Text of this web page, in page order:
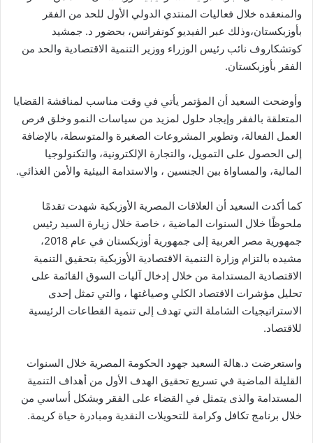
والمنعقده خلال فعاليات المنتدي الدولي الأول للحد من الفقر
بأوزبكستان،وذلك عبر الفيديو كونفرانس، بحضور د. جمشيد
كوتشكاروف نائب رئيس الوزراء ووزير التنمية الاقتصادية والحد من
الفقر بأوزبكستان.
وأوضحت السعيد أن المؤتمر يأتي في وقت مناسب لمناقشة القضايا
المتعلقة بالفقر وإيجاد حلول لمزيد من سياسات النمو وخلق فرص
العمل الفعالة، وتطوير المشروعات الصغيرة والمتوسطة، بالإضافة
إلى الحصول على التمويل، والتجارة الإلكترونية، والتكنولوجيا
المالية، والمساواة بين الجنسين ، والاستدامة البيئية والأمن الغذائي.
كما أكدت السعيد أن العلاقات المصرية الأوزبكية شهدت تقدمًا
ملحوظًا خلال السنوات الماضية ، خاصة خلال زيارة السيد رئيس
جمهورية مصر العربية إلى جمهورية أوزبكستان في عام 2018،
مشيده بالتزام وزارة التنمية الاقتصادية الأوزبكية بتحقيق التنمية
الاقتصادية المستدامة من خلال إدخال آليات السوق القائمة على
تحليل مؤشرات الاقتصاد الكلي وصياغتها ، والتي تمثل إحدى
الاستراتيجيات الشاملة التي تهدف إلى تنمية القطاعات الرئيسية
للاقتصاد.
واستعرضت د.هالة السعيد جهود الحكومة المصرية خلال السنوات
القليلة الماضية في تسريع تحقيق الهدف الأول من أهداف التنمية
المستدامة والذى يتمثل في القضاء على الفقر وبشكل أساسي من
خلال برنامج تكافل وكرامة للتحويلات النقدية ومبادرة حياة كريمة.